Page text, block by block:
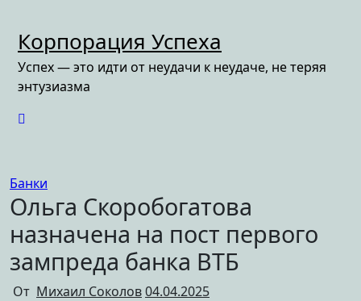
содержимому
Корпорация Успеха
Успех — это идти от неудачи к неудаче, не теряя
энтузиазма
Банки
Ольга Скоробогатова
назначена на пост первого
зампреда банка ВТБ
От Михаил Соколов04.04.2025